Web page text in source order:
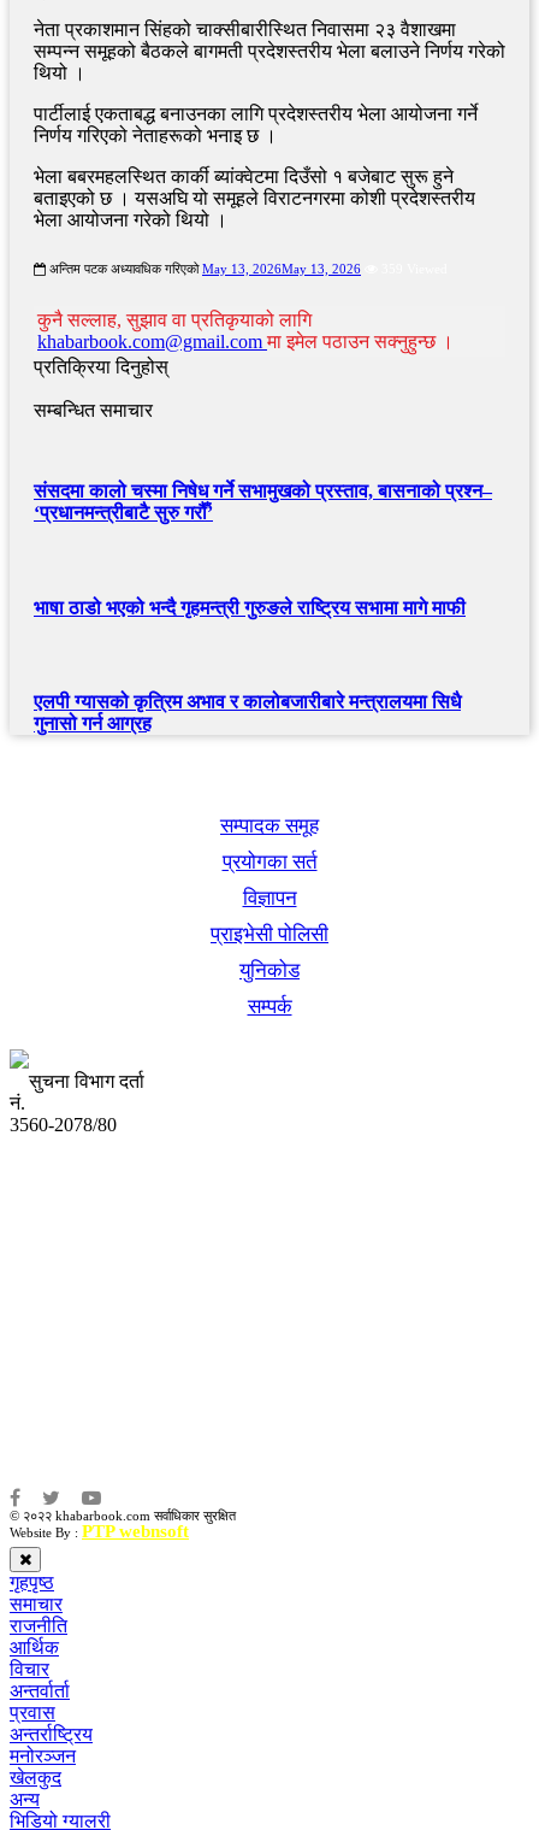
नेता प्रकाशमान सिंहको चाक्सीबारीस्थित निवासमा २३ वैशाखमा
सम्पन्न समूहको बैठकले बागमती प्रदेशस्तरीय भेला बलाउने निर्णय गरेको
थियो ।
पार्टीलाई एकताबद्ध बनाउनका लागि प्रदेशस्तरीय भेला आयोजना गर्ने
निर्णय गरिएको नेताहरूको भनाइ छ ।
भेला बबरमहलस्थित कार्की ब्यांक्वेटमा दिउँसो १ बजेबाट सुरू हुने
बताइएको छ । यसअघि यो समूहले विराटनगरमा कोशी प्रदेशस्तरीय
भेला आयोजना गरेको थियो ।
अन्तिम पटक अध्यावधिक गरिएको May 13, 2026May 13, 2026
कुनै सल्लाह, सुझाव वा प्रतिकृयाको लागि
khabarbook.com@gmail.comमा इमेल पठाउन सक्नुहुन्छ ।
प्रतिक्रिया दिनुहोस्
सम्बन्धित समाचार
संसदमा कालो चस्मा निषेध गर्ने सभामुखको प्रस्ताव, बासनाको प्रश्न–
‘प्रधानमन्त्रीबाटै सुरु गरौँ’
भाषा ठाडो भएको भन्दै गृहमन्त्री गुरुङले राष्ट्रिय सभामा मागे माफी
एलपी ग्यासको कृत्रिम अभाव र कालोबजारीबारे मन्त्रालयमा सिधै
गुनासो गर्न आग्रह
सम्पादक समूह
प्रयोगका सर्त
विज्ञापन
प्राइभेसी पोलिसी
युनिकोड
सम्पर्क
सुचना विभाग दर्ता
नं.
3560-2078/80
© २०२२ khabarbook.com सर्वाधिकार सुरक्षित
Website By : PTP webnsoft
गृहपृष्ठ
समाचार
राजनीति
आर्थिक
विचार
अन्तर्वार्ता
प्रवास
अन्तर्राष्ट्रिय
मनोरञ्जन
खेलकुद
अन्य
भिडियो ग्यालरी